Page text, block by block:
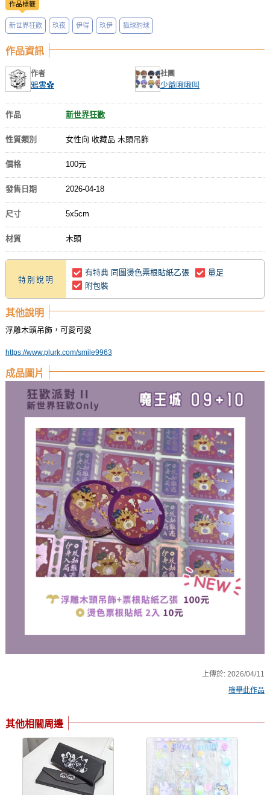
作品標籤
新世界狂歡 玖夜 伊得 玖伊 狐球豹球
作品資訊
作者
鴉雲✿
社團
少爺啾啾叫
作品 新世界狂歡
性質類別 女性向 收藏品 木頭吊飾
價格 100元
發售日期 2026-04-18
尺寸 5x5cm
材質 木頭
特別說明
有特典 同圖燙色票根貼紙乙張
量足
附包裝
其他說明
浮雕木頭吊飾，可愛可愛
https://www.plurk.com/smile9963
成品圖片
上傳於:2026/04/11
檢舉此作品
其他相關周邊